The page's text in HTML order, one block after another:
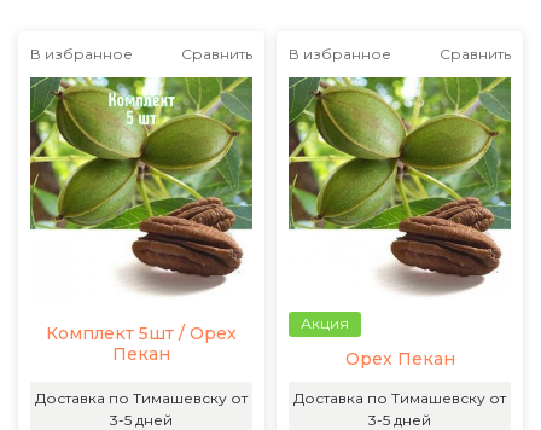
В избранное Сравнить
Комплект 5шт / Орех
Пекан
Доставка по Тимашевску от
3-5 дней
В избранное Сравнить
Акция
Орех Пекан
Доставка по Тимашевску от
3-5 дней